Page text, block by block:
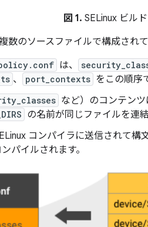
図 1. SELinux ビル
数のソースファイルで構成されて
は、
、 port_contexts をこの順序
など）のコンテンツ
の名前が同じファイルを連
コンパイラに送信されて構
パイルされます。